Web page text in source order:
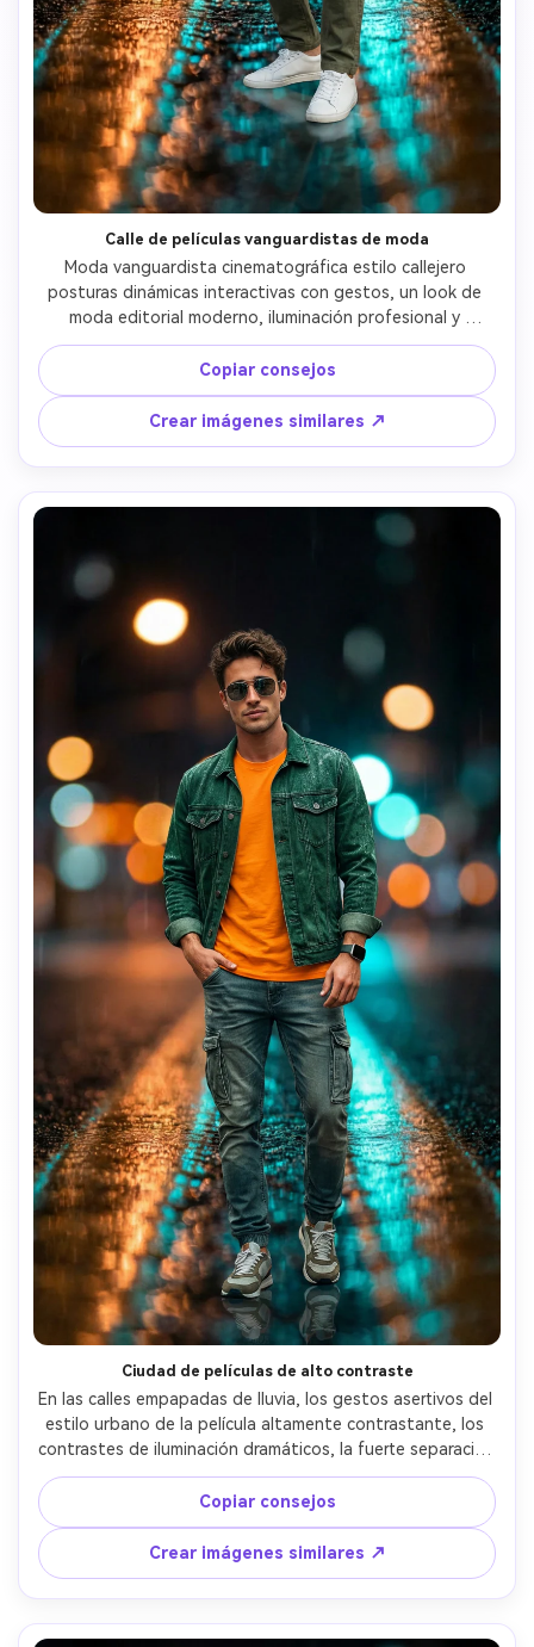
Calle de películas vanguardistas de moda
Moda vanguardista cinematográfica estilo callejero
posturas dinámicas interactivas con gestos, un look de
moda editorial moderno, iluminación profesional y
profundidad cinematográfica.
Copiar consejos
Crear imágenes similares ↗
Ciudad de películas de alto contraste
En las calles empapadas de lluvia, los gestos asertivos del
estilo urbano de la película altamente contrastante, los
contrastes de iluminación dramáticos, la fuerte separación
temática y el realismo cinematográfico.
Copiar consejos
Crear imágenes similares ↗